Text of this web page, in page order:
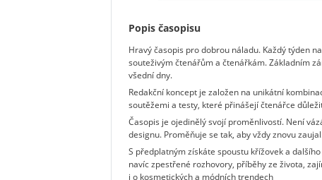
Popis časopisu
Hravý časopis pro dobrou náladu. Každý týden
souteživým čtenářům a čtenářkám. Základním
všední dny.
Redakční koncept je založen na unikátní
soutěžemi a testy, které přinášejí čtenářce
Časopis je ojedinělý svojí proměnlivostí. Není
designu. Proměňuje se tak, aby vždy znovu
S předplatným získáte spoustu křížovek a
navíc zpestřené rozhovory, příběhy ze života,
i o kosmetických a módních trendech